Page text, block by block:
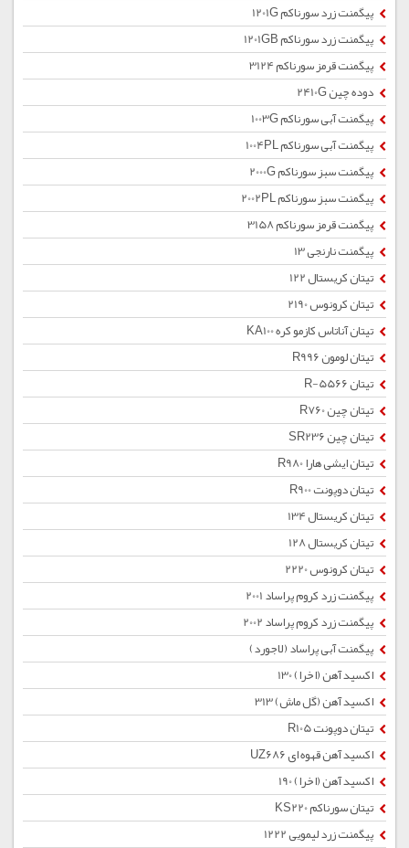
پیگمنت زرد سورناکم 1201G
پیگمنت زرد سورناکم 1201GB
پیگمنت قرمز سورناکم 3124
دوده چین 2410G
پیگمنت آبی سورناکم 1003G
پیگمنت آبی سورناکم 1004PL
پیگمنت سبز سورناکم 2000G
پیگمنت سبز سورناکم 2002PL
پیگمنت قرمز سورناکم 3158
پیگمنت نارنجی 13
تیتان کریستال 122
تیتان کرونوس 2190
تیتان آناتاس کازمو کره KA100
تیتان لومون R996
تیتان R-5566
تیتان چین R760
تیتان چین SR236
تیتان ایشی هارا R980
تیتان دوپونت R900
تیتان کریستال 134
تیتان کریستال 128
تیتان کرونوس 2220
پیگمنت زرد كروم پراساد 2001
پیگمنت زرد كروم پراساد 2002
پیگمنت آبی پراساد (لاجورد)
اکسید آهن (اخرا) 130
اکسید آهن (گل ماش) 313
تیتان دوپونت R105
اکسید آهن قهوه ای UZ686
اکسید آهن (اخرا) 190
تیتان سورناکم KS220
پیگمنت زرد لیمویی 1222